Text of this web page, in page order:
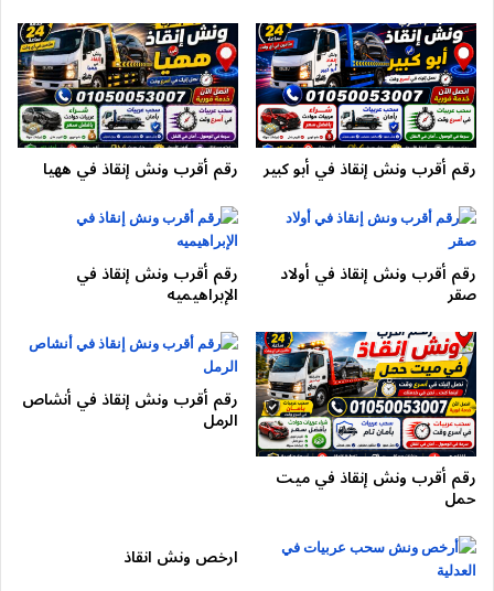
ونش طريق النصر
ونش مكرم عبيد
لذلك فإن الاحتفاظ برقم خدمة ونش سيارات مثل01050053007
يساعدك على التصرف بسرعة. بالإضافة إلى ذلك، فإن سرعة الأتصال
بخدمة ونش مدينة نصر تقلل من مخاطر تعطيل المرور أو تعرض
مميزات خدمة ونش انقاذ مدينة نصر
24 ساعة
عند الاتصال على01050053007 ستحصل على:
خدمةونش انقاذ مدينة نصرطوال اليوم
سرعة وصول خلال دقائق
أوناش حديثة هيدروليك
رقم أقرب ونش إنقاذ في أبو كبير رقم أقرب ونش إنقاذ في ههيا
رقم أقرب ونش إنقاذ في أولاد
صقر
رقم أقرب ونش إنقاذ في
الإبراهيميه
رقم أقرب ونش إنقاذ في ميت
حمل
رقم أقرب ونش إنقاذ في أنشاص
الرمل
ارخص ونش انقاذ